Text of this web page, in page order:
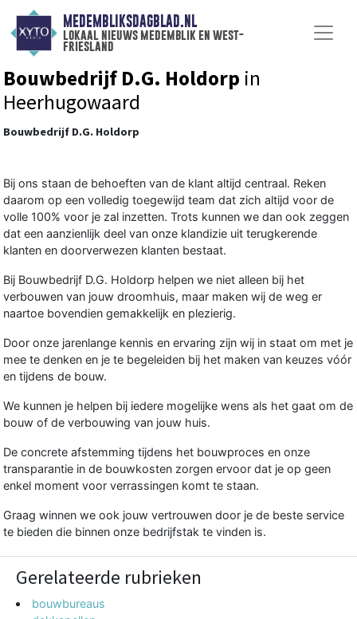
MEDEMBLIKSDAGBLAD.NL
lokaal nieuws medemblik en west-
friesland
Bouwbedrijf D.G. Holdorp in
Heerhugowaard
Bouwbedrijf D.G. Holdorp
Bij ons staan de behoeften van de klant altijd centraal. Reken
daarom op een volledig toegewijd team dat zich altijd voor de
volle 100% voor je zal inzetten. Trots kunnen we dan ook zeggen
dat een aanzienlijk deel van onze klandizie uit terugkerende
klanten en doorverwezen klanten bestaat.
Bij Bouwbedrijf D.G. Holdorp helpen we niet alleen bij het
verbouwen van jouw droomhuis, maar maken wij de weg er
naartoe bovendien gemakkelijk en plezierig.
Door onze jarenlange kennis en ervaring zijn wij in staat om met je
mee te denken en je te begeleiden bij het maken van keuzes vóór
en tijdens de bouw.
We kunnen je helpen bij iedere mogelijke wens als het gaat om de
bouw of de verbouwing van jouw huis.
De concrete afstemming tijdens het bouwproces en onze
transparantie in de bouwkosten zorgen ervoor dat je op geen
enkel moment voor verrassingen komt te staan.
Graag winnen we ook jouw vertrouwen door je de beste service
te bieden die binnen onze bedrijfstak te vinden is.
Gerelateerde rubrieken
bouwbureaus